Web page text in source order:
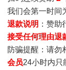
我们会第一时间
退款说明 ：赞
接受任何理由退
防骗提醒：请勿
会员24小时内只